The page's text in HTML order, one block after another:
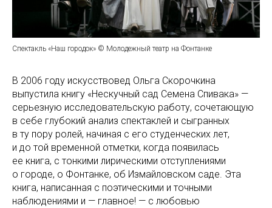
Спектакль «Наш городок» © Молодежный театр на Фонтанке
В 2006 году искусствовед Ольга Скорочкина
выпустила книгу «Нескучный сад Семена Спивака» —
серьезную исследовательскую работу, сочетающую
в себе глубокий анализ спектаклей и сыгранных
в ту пору ролей, начиная с его студенческих лет,
и до той временной отметки, когда появилась
ее книга, с тонкими лирическими отступлениями
о городе, о Фонтанке, об Измайловском саде. Эта
книга, написанная с поэтическими и точными
наблюдениями и — главное! — с любовью